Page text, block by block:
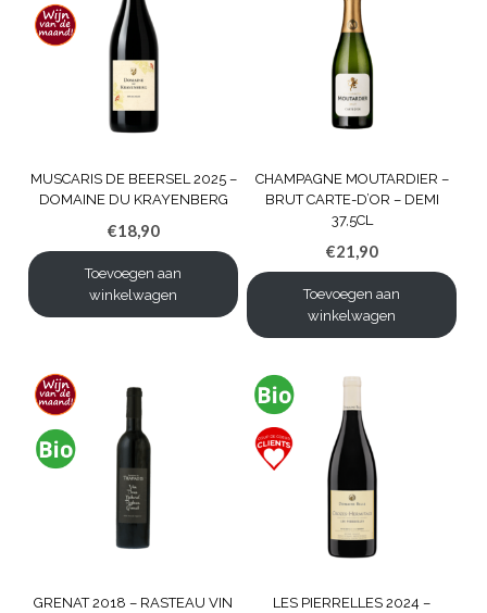
MUSCARIS DE BEERSEL 2025 –
DOMAINE DU KRAYENBERG
€18,90
Toevoegen aan
winkelwagen
CHAMPAGNE MOUTARDIER –
BRUT CARTE-D’OR – DEMI
37,5CL
€21,90
Toevoegen aan
winkelwagen
GRENAT 2018 – RASTEAU VIN
LES PIERRELLES 2024 –